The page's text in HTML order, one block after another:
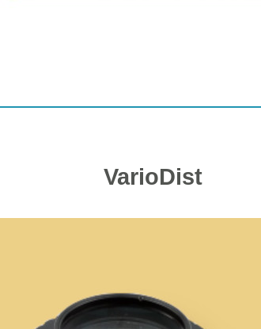
VarioDist